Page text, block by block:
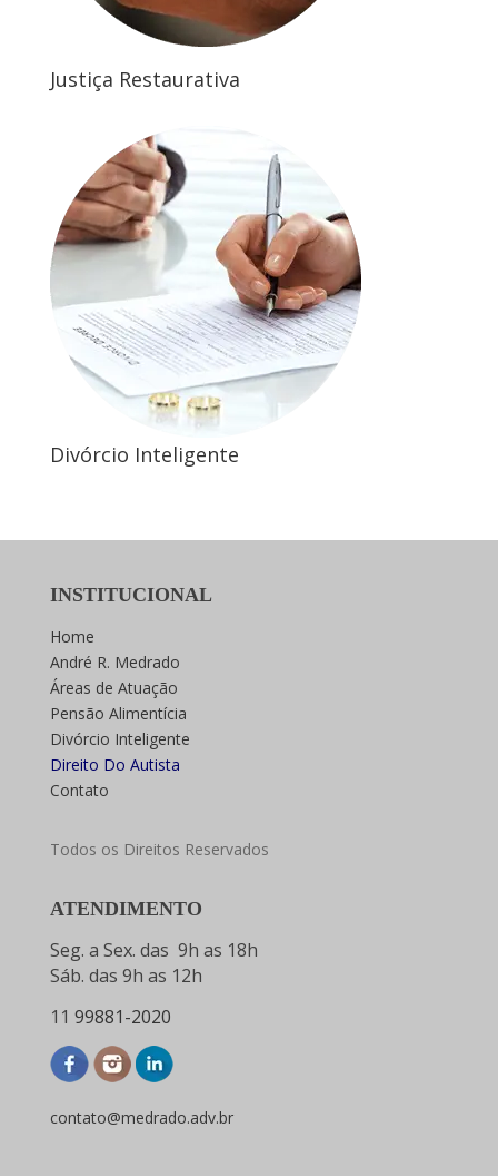
Justiça Restaurativa
Divórcio Inteligente
INSTITUCIONAL
Home
André R. Medrado
Áreas de Atuação
Pensão Alimentícia
Divórcio Inteligente
Direito Do Autista
Contato
Todos os Direitos Reservados
ATENDIMENTO
Seg. a Sex. das 9h as 18h
Sáb. das 9h as 12h
11 99881-2020
contato@medrado.adv.br